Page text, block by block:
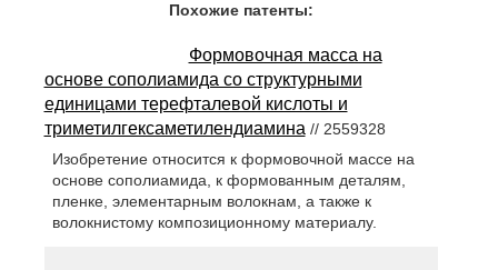
Похожие патенты:
Формовочная масса на
основе сополиамида со структурными
единицами терефталевой кислоты и
триметилгексаметилендиамина // 2559328
Изобретение относится к формовочной массе на
основе сополиамида, к формованным деталям,
пленке, элементарным волокнам, а также к
волокнистому композиционному материалу.